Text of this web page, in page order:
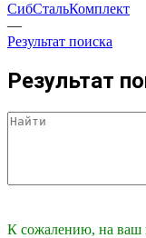
СибСтальКомплект
—
Результат поиска
Результат
К сожалению, на ваш